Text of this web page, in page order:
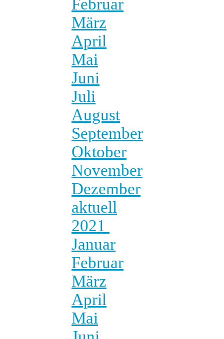
Februar
März
April
Mai
Juni
Juli
August
September
Oktober
November
Dezember
aktuell
2021
Januar
Februar
März
April
Mai